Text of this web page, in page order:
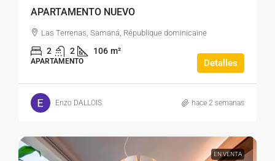
APARTAMENTO NUEVO
Las Terrenas, Samaná, République dominicaine
2 2 106 m²
APARTAMENTO Detalles
Enzo DALLOIS hace 2 semanas
EN VENTA